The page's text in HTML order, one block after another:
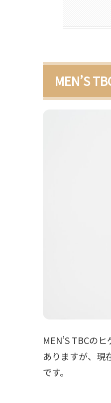
MEN’S
MEN’S TBCの
ありますが、現
です。